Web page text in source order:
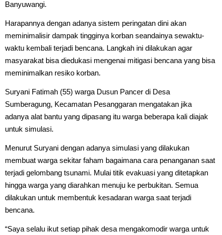
Banyuwangi.
Harapannya dengan adanya sistem peringatan dini akan
meminimalisir dampak tingginya korban seandainya sewaktu-
waktu kembali terjadi bencana. Langkah ini dilakukan agar
masyarakat bisa diedukasi mengenai mitigasi bencana yang bisa
meminimalkan resiko korban.
Suryani Fatimah (55) warga Dusun Pancer di Desa
Sumberagung, Kecamatan Pesanggaran mengatakan jika
adanya alat bantu yang dipasang itu warga beberapa kali diajak
untuk simulasi.
Menurut Suryani dengan adanya simulasi yang dilakukan
membuat warga sekitar faham bagaimana cara penanganan saat
terjadi gelombang tsunami. Mulai titik evakuasi yang ditetapkan
hingga warga yang diarahkan menuju ke perbukitan. Semua
dilakukan untuk membentuk kesadaran warga saat terjadi
bencana.
“Saya selalu ikut setiap pihak desa mengakomodir warga untuk